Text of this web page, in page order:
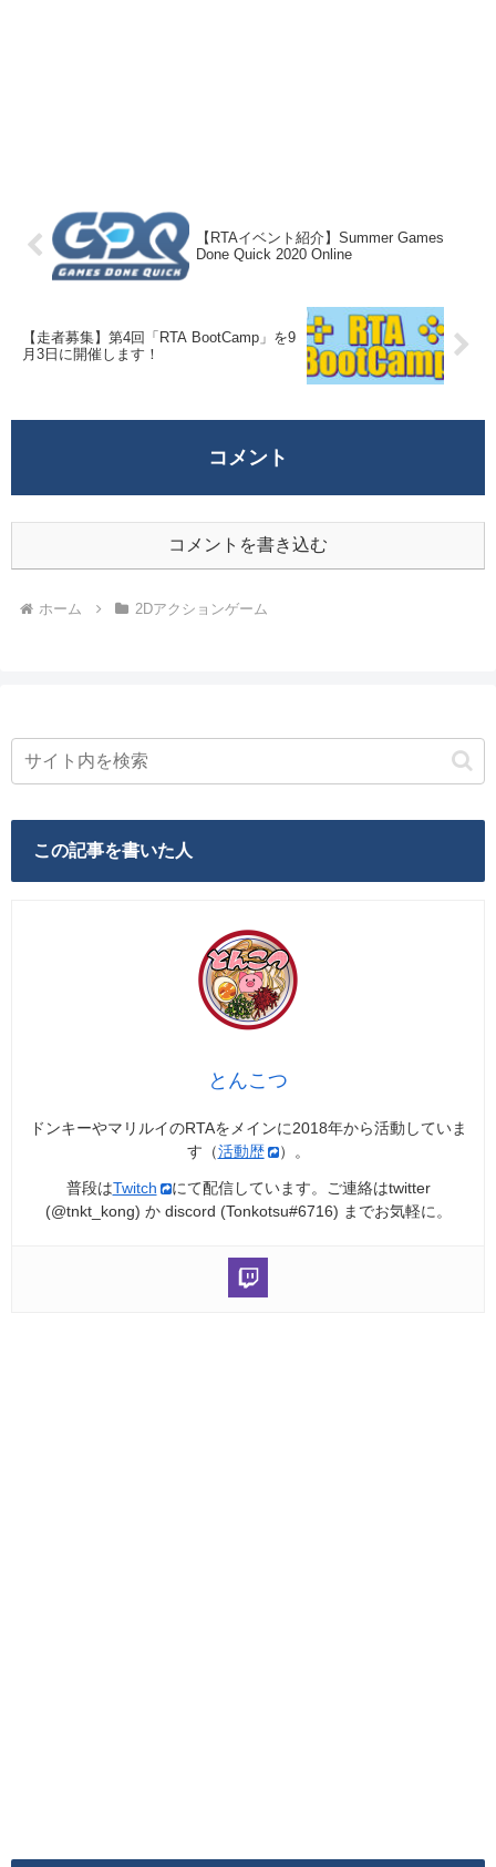
【RTAイベント紹介】Summer Games
Done Quick 2020 Online
【走者募集】第4回「RTA BootCamp」を9
月3日に開催します！
コメント
コメントを書き込む
ホーム 2Dアクションゲーム
この記事を書いた人
とんこつ
ドンキーやマリルイのRTAをメインに2018年から活動していま
す（活動歴 ）。
普段はTwitch
にて配信しています。ご連絡はtwitter
(@tnkt_kong) か discord (Tonkotsu#6716) までお気軽に。